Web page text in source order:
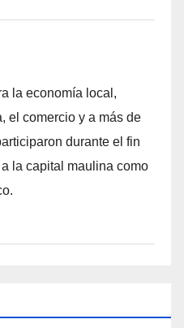
la economía local,
el comercio y a más de
durante el fin
la capital maulina como